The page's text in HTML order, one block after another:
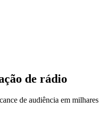
de rádio
de audiência em milhares